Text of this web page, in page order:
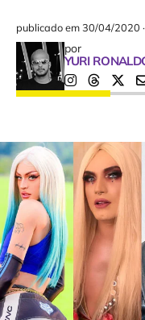
publicado em30/04/2020 ·
por
YURI